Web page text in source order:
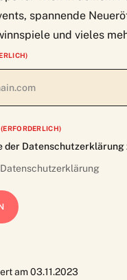
spannende
und vieles
(ERFORDERLICH)
der Datenschutzerklärung
Datenschutzerklärung
am 03.11.2023